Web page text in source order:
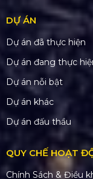
DỰ ÁN
Dự án đã thực hiện
Dự án đang thực
Dự án nỗi bật
Dự án khác
Dự án đấu thầu
QUY CHẾ HOẠT
Chính Sách & Điều